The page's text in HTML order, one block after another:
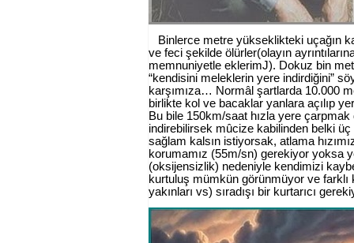
Binlerce metre yükseklikteki uçağın
ve feci şekilde ölürler(olayın
memnuniyetle eklerimJ). Dokuz bin
“kendisini meleklerin yere indirdiğini”
karşımıza… Normâl şartlarda 10.000
birlikte kol ve bacaklar yanlara açılıp
Bu bile 150km/saat hızla yere
indirebilirsek mûcize kabilinden belki
sağlam kalsın istiyorsak, atlama
korumamız (55m/sn) gerekiyor yoksa
(oksijensizlik) nedeniyle kendimizi
kurtuluş mümkün görünmüyor ve farklı
yakınları vs) sıradışı bir kurtarıcı